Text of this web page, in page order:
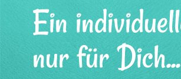
Ein
nur für Dich...